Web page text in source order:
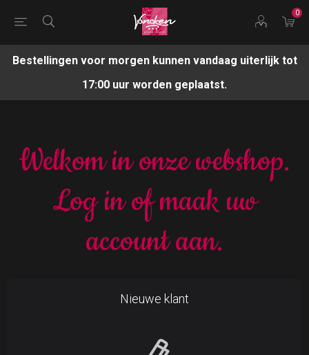
0
Bestellingen voor morgen kunnen vandaag uiterlijk tot
17:00 uur worden geplaatst.
Welkom in onze webshop.
Log in of maak uw
account aan.
Nieuwe klant